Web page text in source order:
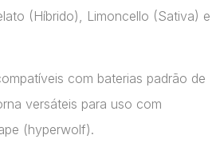
(Híbrido), Limoncello (Sativa) e
com baterias padrão de
versáteis para uso com
(hyperwolf)​.